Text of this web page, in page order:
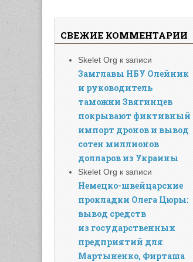
СВЕЖИЕ КОММЕНТАРИИ
Skelet Org к записи
Замглавы НБУ Олейник
и руководитель
таможни Звягинцев
покрывают фиктивный
импорт дронов и вывод
сотен миллионов
долларов из Украины
Skelet Org к записи
Немецко-швейцарские
прокладки Олега Цюры:
вывод средств
из государственных
предприятий для
Мартыненко, Фирташа